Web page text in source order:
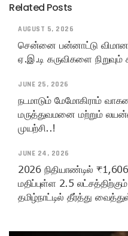
Related Posts
AUGUST 5, 2026
சென்னை பன்னாட்டு விமான
ஏ.இ.டி கருவிகளை
JUNE 25, 2026
நடமாடும் மேமோகிராம்
மருத்துவமனை மற்றும்
முயற்சி..!
JUNE 24, 2026
2026 நிதியாண்டில்
மதிப்புள்ள 2.5
தமிழ்நாட்டில் தீர்த்து